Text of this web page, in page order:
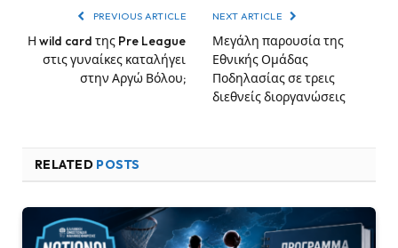
PREVIOUS ARTICLE
Η wild card της Pre League
στις γυναίκες καταλήγει
στην Αργώ Βόλου;
NEXT ARTICLE
Μεγάλη παρουσία της
Εθνικής Ομάδας
Ποδηλασίας σε τρεις
διεθνείς διοργανώσεις
RELATED POSTS